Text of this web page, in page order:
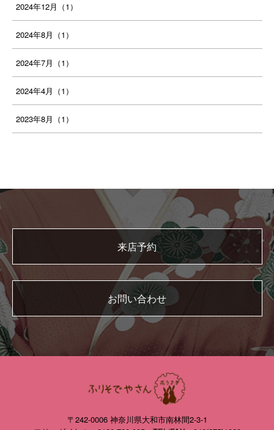
2024年12月（1）
2024年8月（1）
2024年7月（1）
2024年4月（1）
2023年8月（1）
来店予約
お問い合わせ
〒242-0006 神奈川県大和市南林間2-3-1